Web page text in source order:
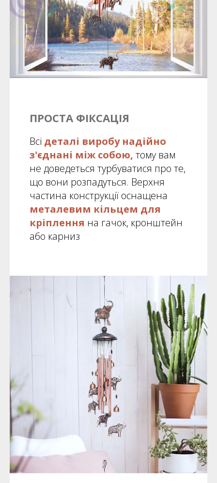
ПРОСТА ФІКСАЦІЯ
Всі деталі виробу надійно
з'єднані між собою, тому вам
не доведеться турбуватися про те,
що вони розпадуться. Верхня
частина конструкції оснащена
металевим кільцем для
кріплення на гачок, кронштейн
або карниз